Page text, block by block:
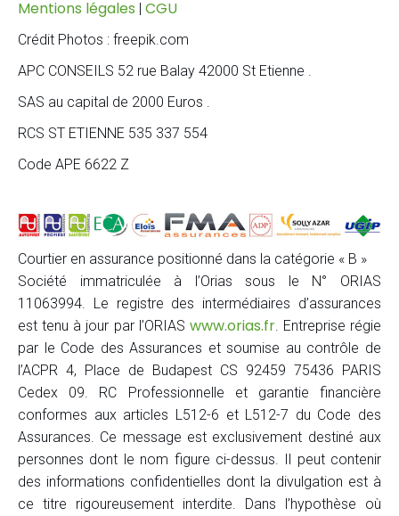
Mentions légales | CGU
Crédit Photos : freepik.com
APC CONSEILS 52 rue Balay 42000 St Etienne .
SAS au capital de 2000 Euros .
RCS ST ETIENNE 535 337 554
Code APE 6622 Z
Courtier en assurance positionné dans la catégorie « B »
Société immatriculée à l’Orias sous le N° ORIAS
11063994. Le registre des intermédiaires d’assurances
est tenu à jour par l’ORIAS www.orias.fr. Entreprise régie
par le Code des Assurances et soumise au contrôle de
l’ACPR 4, Place de Budapest CS 92459 75436 PARIS
Cedex 09. RC Professionnelle et garantie financière
conformes aux articles L512-6 et L512-7 du Code des
Assurances. Ce message est exclusivement destiné aux
personnes dont le nom figure ci-dessus. Il peut contenir
des informations confidentielles dont la divulgation est à
ce titre rigoureusement interdite. Dans l’hypothèse où